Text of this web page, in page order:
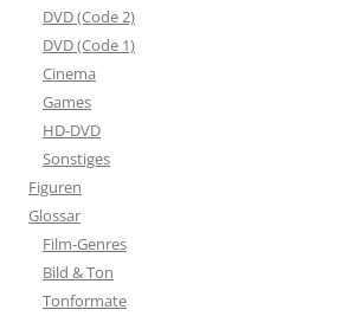
DVD (Code 2)
DVD (Code 1)
Cinema
Games
HD-DVD
Sonstiges
Figuren
Glossar
Film-Genres
Bild & Ton
Tonformate